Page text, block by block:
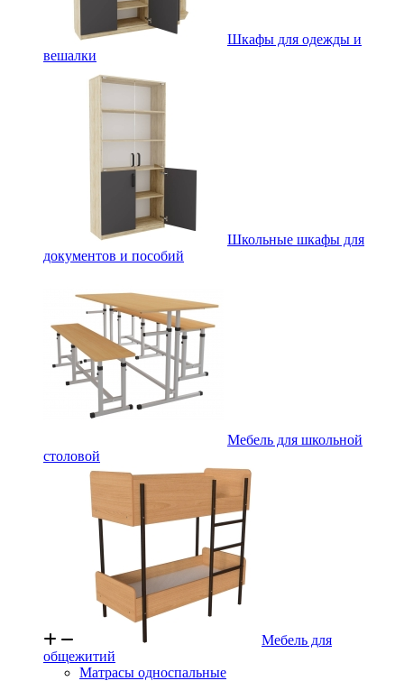
Шкафы для одежды и
вешалки
Школьные шкафы для
документов и пособий
Мебель для школьной
столовой
Мебель для
общежитий
Матрасы односпальные